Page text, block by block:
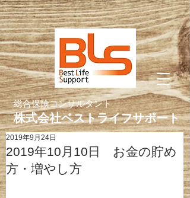
総合保険コンサルタント
株式会社ベストライフサポート
2019年10月10日 お金の貯め
方・増やし方
2019年9月24日